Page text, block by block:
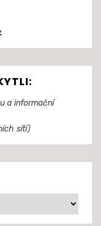
a informační
sítí)